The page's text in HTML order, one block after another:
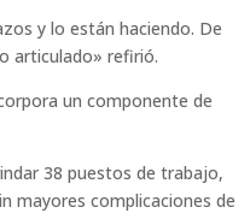
y lo están haciendo. De
articulado» refirió.
un componente de
38 puestos de trabajo,
mayores complicaciones de